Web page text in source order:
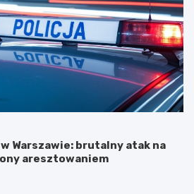
Warszawie: brutalny atak na
aresztowaniem